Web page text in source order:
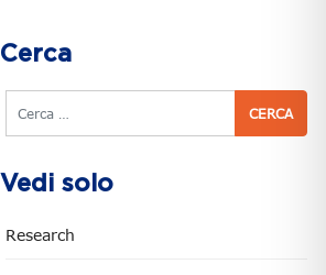
Cerca
Cerca
Vedi solo
Research